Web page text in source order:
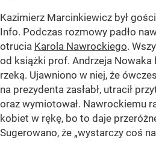
Kazimierz Marcinkiewicz był
Info. Podczas rozmowy padło
otrucia Karola Nawrockiego.
od książki prof. Andrzeja Nowaka
rzeką. Ujawniono w niej, że
na prezydenta zasłabł, utracił
oraz wymiotował. Nawrockiemu
kobiet w rękę, bo to daje
Sugerowano, że „wystarczy coś